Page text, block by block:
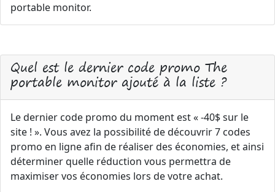
portable monitor.
Quel est le dernier code promo The
portable monitor ajouté à la liste ?
Le dernier code promo du moment est « -40$ sur le
site ! ». Vous avez la possibilité de découvrir 7 codes
promo en ligne afin de réaliser des économies, et ainsi
déterminer quelle réduction vous permettra de
maximiser vos économies lors de votre achat.